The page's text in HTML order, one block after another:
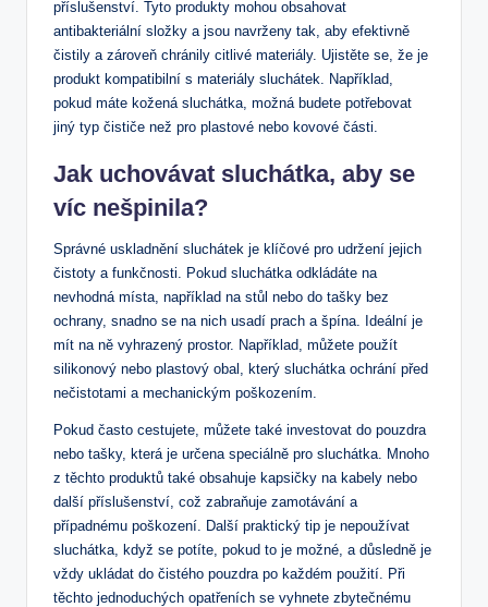
příslušenství. Tyto produkty mohou obsahovat
antibakteriální složky a jsou navrženy tak, aby efektivně
čistily a zároveň chránily citlivé materiály. Ujistěte se, že je
produkt kompatibilní s materiály sluchátek. Například,
pokud máte kožená sluchátka, možná budete potřebovat
jiný typ čističe než pro plastové nebo kovové části.
Jak uchovávat sluchátka, aby se
víc nešpinila?
Správné uskladnění sluchátek je klíčové pro udržení jejich
čistoty a funkčnosti. Pokud sluchátka odkládáte na
nevhodná místa, například na stůl nebo do tašky bez
ochrany, snadno se na nich usadí prach a špína. Ideální je
mít na ně vyhrazený prostor. Například, můžete použít
silikonový nebo plastový obal, který sluchátka ochrání před
nečistotami a mechanickým poškozením.
Pokud často cestujete, můžete také investovat do pouzdra
nebo tašky, která je určena speciálně pro sluchátka. Mnoho
z těchto produktů také obsahuje kapsičky na kabely nebo
další příslušenství, což zabraňuje zamotávání a
případnému poškození. Další praktický tip je nepoužívat
sluchátka, když se potíte, pokud to je možné, a důsledně je
vždy ukládat do čistého pouzdra po každém použití. Při
těchto jednoduchých opatřeních se vyhnete zbytečnému